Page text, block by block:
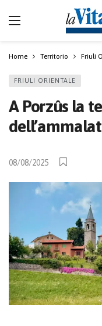
Home Territorio Friuli
FRIULI ORIENTALE
A Porzûs la
08/08/2025